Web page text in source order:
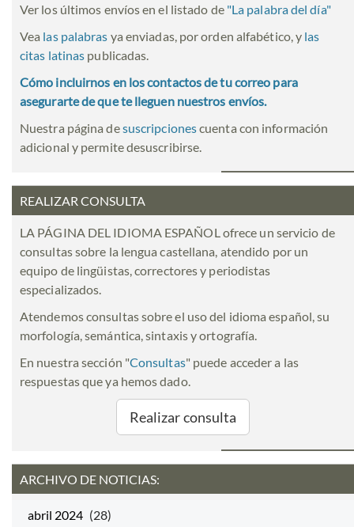
Ver los últimos envíos en el listado de "La palabra del día"
Vea las palabras ya enviadas, por orden alfabético, y las
citas latinas publicadas.
Cómo incluirnos en los contactos de tu correo para
asegurarte de que te lleguen nuestros envíos.
Nuestra página desuscripcionescuenta con información
adicional y permite desuscribirse.
REALIZAR CONSULTA
LA PÁGINA DEL IDIOMA ESPAÑOL ofrece un servicio de
consultas sobre la lengua castellana, atendido por un
equipo de lingüistas, correctores y periodistas
especializados.
Atendemos consultas sobre el uso del idioma español, su
morfología, semántica, sintaxis y ortografía.
En nuestra sección "Consultas" puede acceder a las
respuestas que ya hemos dado.
Realizar consulta
ARCHIVO DE NOTICIAS:
abril 2024 (28)